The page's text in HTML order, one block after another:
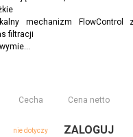
mechanizm FlowControl
filtracji
Cecha Cena netto
nie dotyczy ZALOGUJ